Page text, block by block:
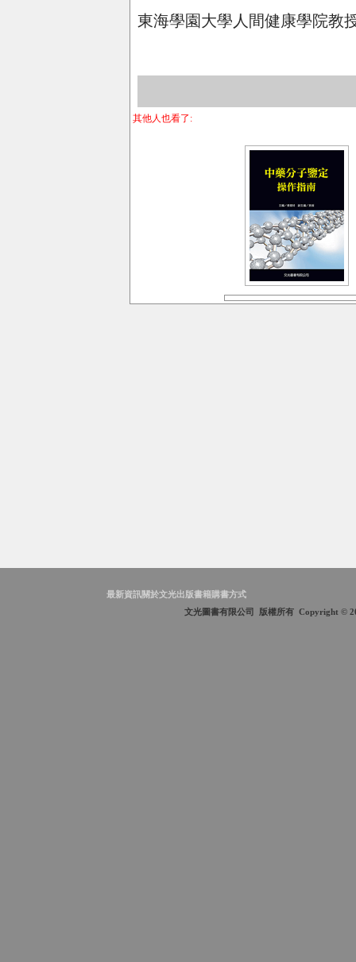
東海學園大學人間健康學院教
其他人也看了:
最新資訊關於文光出版書籍購書方式
文光圖書有限公司 版權所有 Copyright ©